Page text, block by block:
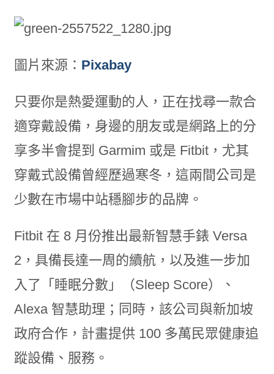
圖片來源： Pixabay
只要你是熱愛運動的人，正在找尋一款合
適穿戴設備，身邊的朋友或是網路上的分
享多半會提到 Garmim 或是 Fitbit，尤其
穿戴式設備曾經歷過寒冬，這兩間公司是
少數在市場中站穩腳步的品牌。
Fitbit 在 8 月份推出最新智慧手錶 Versa
2，具備長達一周的續航，以及進一步加
入了「睡眠分數」（Sleep Score）、
Alexa 智慧助理；同時，該公司與新加坡
政府合作，計畫提供 100 多萬民眾健康追
蹤設備、服務。